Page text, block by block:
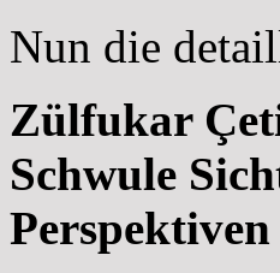
Nun die
Zülfukar
Schwule
Perspektiven